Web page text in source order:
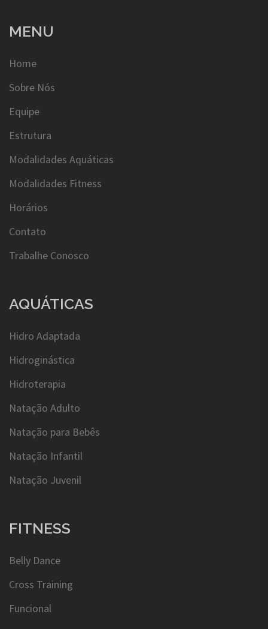
MENU
Home
Sobre Nós
Equipe
Estrutura
Modalidades Aquáticas
Modalidades Fitness
Horários
Contato
Trabalhe Conosco
AQUÁTICAS
Hidro Adaptada
Hidroginástica
Hidroterapia
Natação Adulto
Natação para Bebês
Natação Infantil
Natação Juvenil
FITNESS
Belly Dance
Cross Training
Funcional